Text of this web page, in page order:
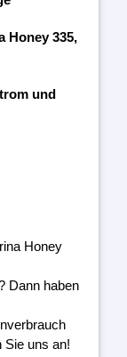
Honey 335,
und
Honey
Dann haben
Sie uns an!